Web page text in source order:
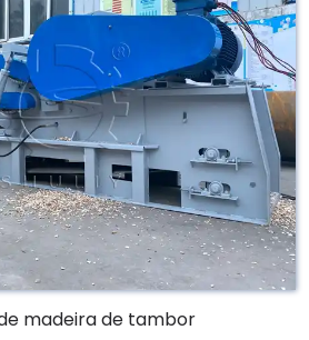
madeira de tambor